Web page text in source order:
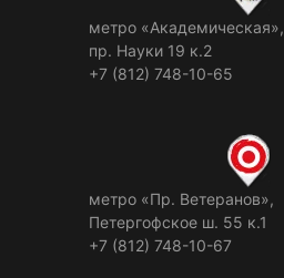
метро «Академическая»,
пр. Науки 19 к.2
+7 (812) 748-10-65
метро «Пр. Ветеранов»,
Петергофское ш. 55 к.1
+7 (812) 748-10-67